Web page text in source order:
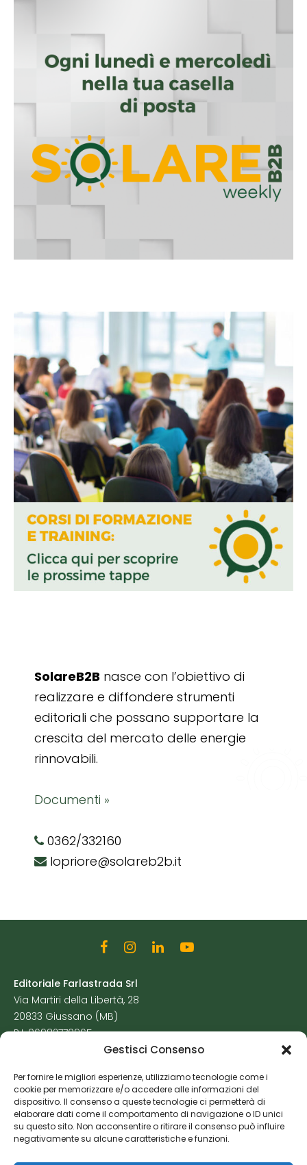
Gestisci Consenso
Per fornire le migliori esperienze, utilizziamo tecnologie come i
cookie per memorizzare e/o accedere alle informazioni del
dispositivo. Il consenso a queste tecnologie ci permetterà di
elaborare dati come il comportamento di navigazione o ID unici
su questo sito. Non acconsentire o ritirare il consenso può influire
negativamente su alcune caratteristiche e funzioni.
SolareB2B nasce con l’obiettivo di
realizzare e diffondere strumenti
editoriali che possano supportare la
crescita del mercato delle energie
rinnovabili.
Documenti »
0362/332160
lopriore@solareb2b.it
Editoriale Farlastrada Srl
Via Martiri della Libertà, 28
20833 Giussano (MB)
P.I. 06982770965
Cookie Policy
Risorse Aggiuntive